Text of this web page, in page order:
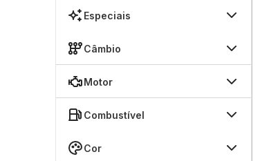
Especiais
Câmbio
Motor
Combustível
Cor